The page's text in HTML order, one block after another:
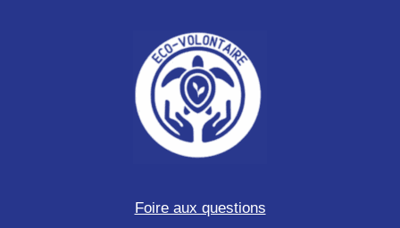
marine
Foire aux questions